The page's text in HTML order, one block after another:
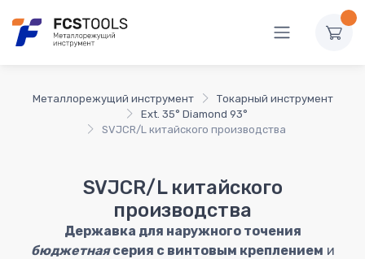
Металлорежущий инструмент
Токарный инструмент
Ext. 35° Diamond 93°
SVJCR/L китайского производства
SVJCR/L китайского
производства
Державка для наружного точения
бюджетнаясерия с винтовым креплением и